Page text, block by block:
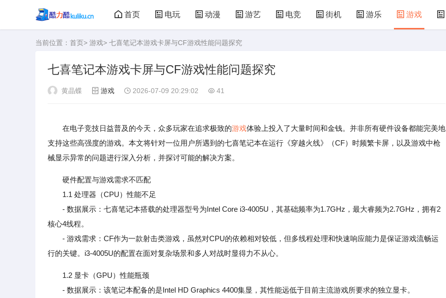
首页 电玩 动漫 游艺 电竞 街机 游乐 游戏
大型游戏 娃娃机 儿童游戏
当前位置： 首页> 游戏> 七喜笔记本游戏卡屏与CF游戏性能问题探究
七喜笔记本游戏卡屏与CF游戏性能问题探究
黄晶蝶 游戏 2026-07-09 20:29:02 41
在电子竞技日益普及的今天，众多玩家在追求极致的游戏体验上投入了大量时间和金钱。并非所有硬件设备都能完美地
支持这些高强度的游戏。本文将针对一位用户所遇到的七喜笔记本在运行《穿越火线》（CF）时频繁卡屏，以及游戏中枪
械显示异常的问题进行深入分析，并探讨可能的解决方案。
硬件配置与游戏需求不匹配
1.1 处理器（CPU）性能不足
- 数据展示：七喜笔记本搭载的处理器型号为Intel Core i3-4005U，其基础频率为1.7GHz，最大睿频为2.7GHz，拥有2
核心4线程。
- 游戏需求：CF作为一款射击类游戏，虽然对CPU的依赖相对较低，但多线程处理和快速响应能力是保证游戏流畅运
行的关键。i3-4005U的配置在面对复杂场景和多人对战时显得力不从心。
1.2 显卡（GPU）性能瓶颈
- 数据展示：该笔记本配备的是Intel HD Graphics 4400集显，其性能远低于目前主流游戏所要求的独立显卡。